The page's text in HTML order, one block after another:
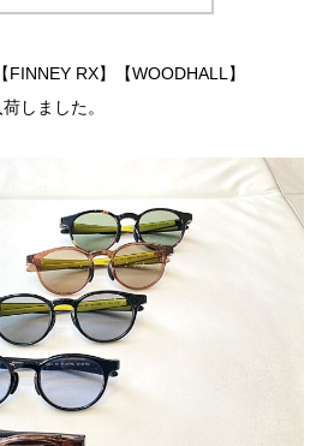
RX】【WOODHALL】
しました。